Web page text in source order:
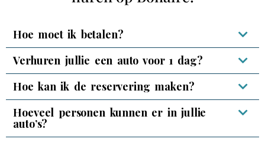
Hoe moet ik betalen?
Verhuren jullie een auto voor 1 dag?
Hoe kan ik de reservering maken?
Hoeveel personen kunnen er in jullie
auto’s?